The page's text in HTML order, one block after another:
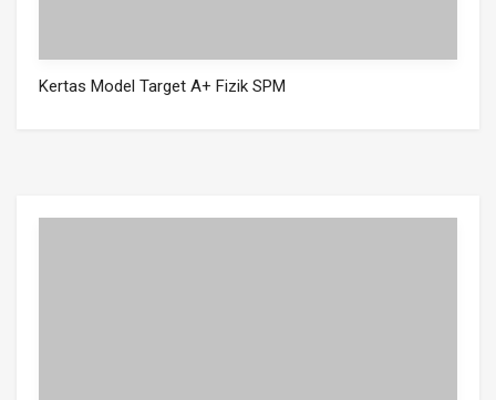
Kertas Model Target A+ Fizik SPM